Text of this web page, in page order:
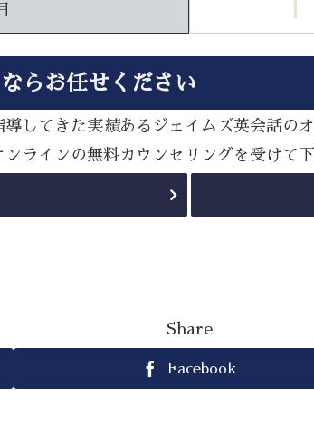
らお任せください
してきた実績あるジェイムズ英会話の
ラインの無料カウンセリングを受けて下
Share
Facebook